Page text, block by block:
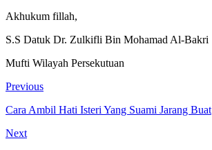
Akhukum fillah,
S.S Datuk Dr. Zulkifli Bin Mohamad Al-Bakri
Mufti Wilayah Persekutuan
Previous
Cara Ambil Hati Isteri Yang Suami Jarang Buat
Next